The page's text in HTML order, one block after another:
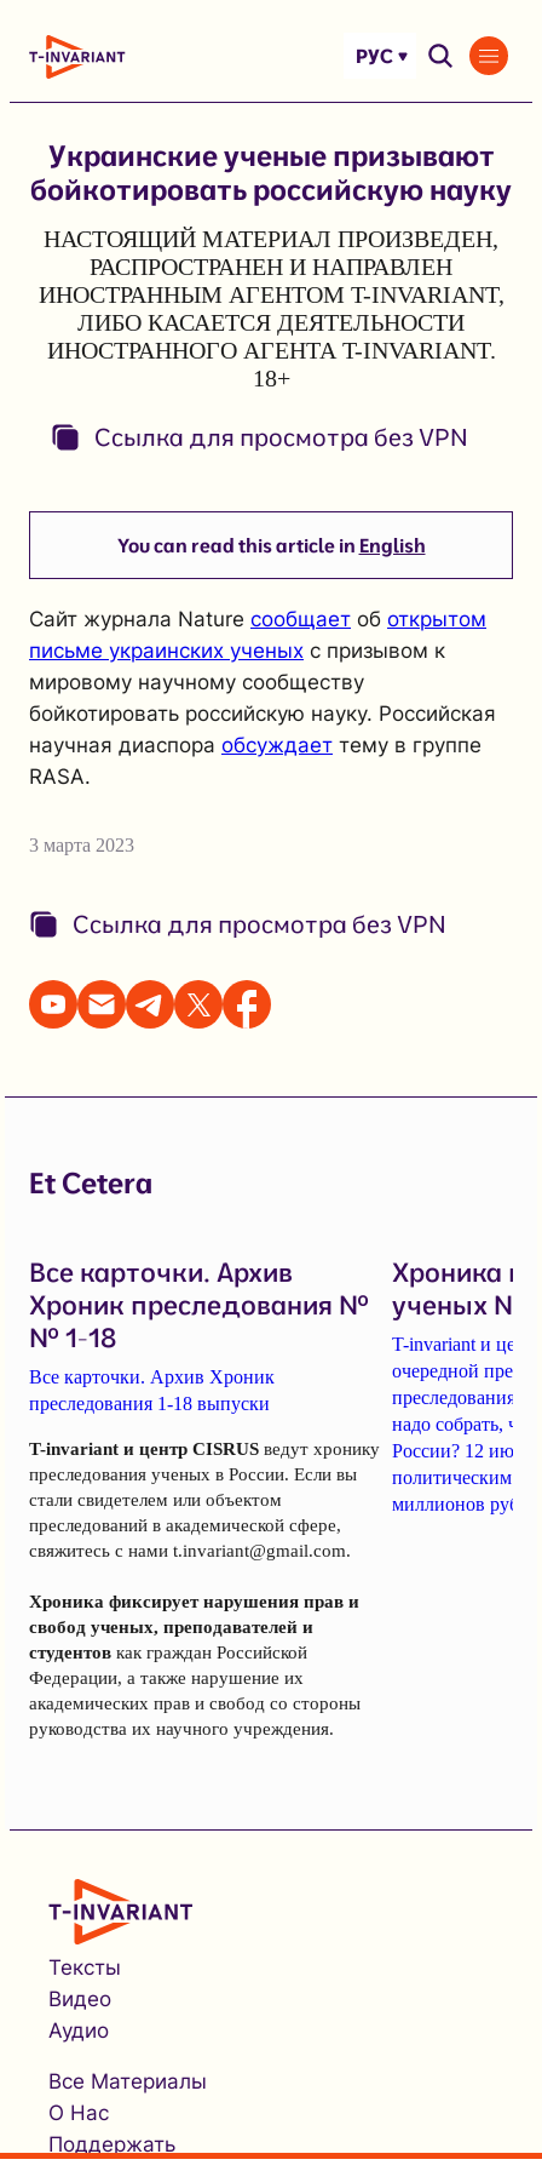
РУС
Украинские ученые призывают
бойкотировать российскую науку
НАСТОЯЩИЙ МАТЕРИАЛ ПРОИЗВЕДЕН,
РАСПРОСТРАНЕН И НАПРАВЛЕН
ИНОСТРАННЫМ АГЕНТОМ T-INVARIANT,
ЛИБО КАСАЕТСЯ ДЕЯТЕЛЬНОСТИ
ИНОСТРАННОГО АГЕНТА T-INVARIANT.
18+
Ссылка для просмотра без VPN
You can read this article in English
Сайт журнала Nature сообщает об открытом
письме украинских ученых с призывом к
мировому научному сообществу
бойкотировать российскую науку. Российская
научная диаспора обсуждает тему в группе
RASA.
3 марта 2023
Ссылка для просмотра без VPN
Et Cetera
Все карточки. Архив
Хроник преследования №
№ 1-18
Все карточки. Архив Хроник
преследования 1-18 выпуски
T-invariant и центр CISRUS ведут хронику
преследования ученых в России. Если вы
стали свидетелем или объектом
преследований в академической сфере,
свяжитесь с нами t.invariant@gmail.com.
Хроника фиксирует нарушения прав и
свобод ученых, преподавателей и
студентов как граждан Российской
Федерации, а также нарушение их
академических прав и свобод со стороны
руководства их научного учреждения.
Хроника
ученых №
T-invariant и
очередной
преследования
надо собрать,
России? 12
политическим
миллионов
Тексты
Видео
Аудио
Все Материалы
О Нас
Поддержать